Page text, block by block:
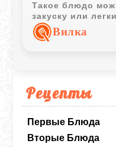
Рецепты
Первые Блюда
Вторые Блюда
Такое блюдо
закуску или
Вилка